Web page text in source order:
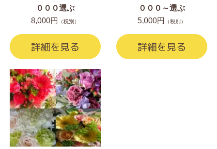
０００選ぶ
8,000円
（税別）
詳細を見る
０００～選ぶ
5,000円
（税別）
詳細を見る